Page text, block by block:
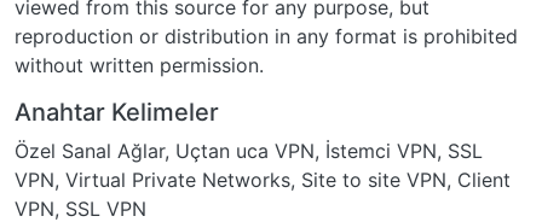
viewed from this source for any purpose, but
reproduction or distribution in any format is prohibited
without written permission.
Anahtar Kelimeler
Özel Sanal Ağlar, Uçtan uca VPN, İstemci VPN, SSL
VPN, Virtual Private Networks, Site to site VPN, Client
VPN, SSL VPN